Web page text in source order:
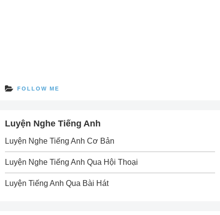
FOLLOW ME
Luyện Nghe Tiếng Anh
Luyện Nghe Tiếng Anh Cơ Bản
Luyện Nghe Tiếng Anh Qua Hội Thoại
Luyện Tiếng Anh Qua Bài Hát